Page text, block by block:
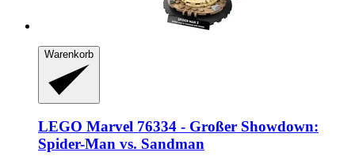
Warenkorb
LEGO Marvel 76334 -​ Großer Showdown:
Spider-​Man vs. Sandman